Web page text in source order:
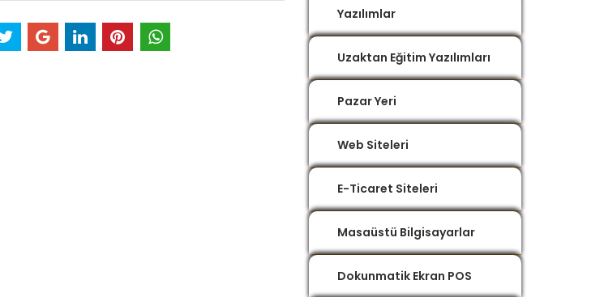
Yazılımlar
Uzaktan Eğitim Yazılımları
Pazar Yeri
Web Siteleri
E-Ticaret Siteleri
Masaüstü Bilgisayarlar
Dokunmatik Ekran POS